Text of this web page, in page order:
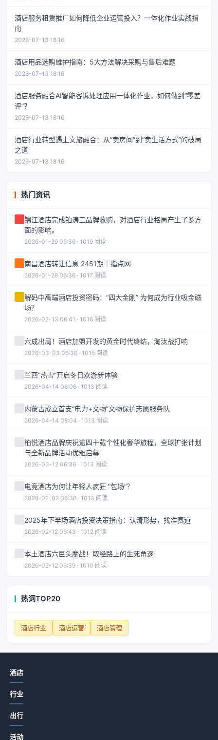
酒店服务租赁推广如何降低企业运营投入？一体化作业实战指
南
2026-07-13 18:16
酒店用品选购维护指南：5大方法解决采购与售后难题
2026-07-13 18:16
酒店服务融合AI智能客诉处理应用一体化作业，如何做到“零差
评”？
2026-07-13 18:16
酒店行业转型遇上文旅融合：从“卖房间”到“卖生活方式”的破局
之道
2026-07-13 18:16
热门资讯
锦江酒店完成铂涛三品牌收购，对酒店行业格局产生了多方
面的影响。
2026-01-29 06:36 · 1019 阅读
南昌酒店转让信息 2451期｜指点网
2026-01-28 06:36 · 1017 阅读
解码中高端酒店投资密码：“四大金刚” 为何成为行业吸金磁
场？
2026-02-13 06:41 · 1016 阅读
六成出局！酒店加盟开发的黄金时代终结，淘汰战打响
2026-03-03 06:36 · 1015 阅读
兰西“热雪”开启冬日欢游新体验
2026-04-14 08:06 · 1013 阅读
内蒙古成立首支“电力+文物”文物保护志愿服务队
2026-04-14 08:04 · 1013 阅读
柏悦酒店品牌庆祝逾四十载个性化奢华旅程，全球扩张计划
与全新品牌活动优雅启幕
2026-03-12 06:36 · 1013 阅读
电竞酒店为何让年轻人疯狂 “包场”？
2026-02-02 06:38 · 1013 阅读
2025年下半场酒店投资决策指南：认清形势，找准赛道
2026-02-12 06:43 · 1012 阅读
本土酒店六巨头鏖战！取经路上的生死角逐
2026-02-12 06:39 · 1010 阅读
热词TOP20
酒店行业 酒店运营 酒店管理
酒店
行业
出行
活动